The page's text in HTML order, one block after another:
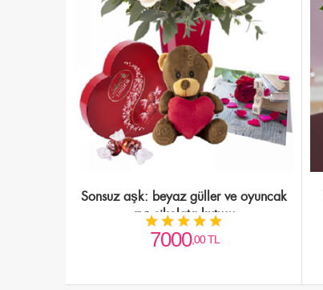
Sonsuz aşk: beyaz güller ve oyuncak
ayı çikolata kutusu
7000,00 TL